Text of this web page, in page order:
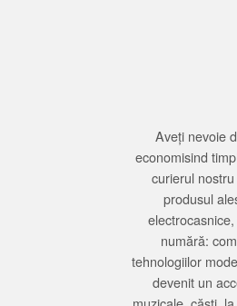
Aveți nevoie
economisind
curierul
produsul
numără:
tehnologiilor
devenit un